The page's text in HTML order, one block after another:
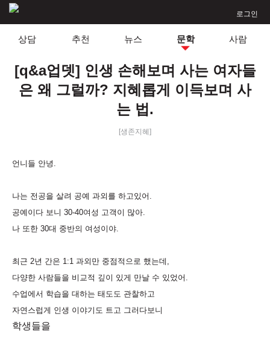
로그인
상담 추천 뉴스 문학 사람
[q&a업뎃] 인생 손해보며 사는 여자들
은 왜 그럴까? 지혜롭게 이득보며 사
는 법.
[생존지혜]
언니들 안녕 .
나는 전공을 살려 공예 과외를 하고있어 .
공예이다 보니 30-40여성 고객이 많아.
나 또한 30대 중반의 여성이야.
최근 2년 간은 1:1 과외만 중점적으로 했는데 ,
다양한 사람들을 비교적 깊이 있게 만날 수 있었어.
수업에서 학습을 대하는 태도도 관찰하고
자연스럽게 인생 이야기도 트고 그러다보니
학생들을